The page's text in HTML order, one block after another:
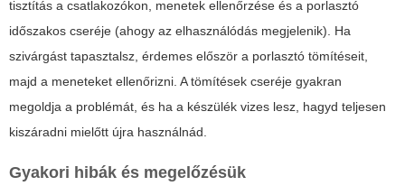
tisztítás a csatlakozókon, menetek ellenőrzése és a porlasztó
időszakos cseréje (ahogy az elhasználódás megjelenik). Ha
szivárgást tapasztalsz, érdemes először a porlasztó tömítéseit,
majd a meneteket ellenőrizni. A tömítések cseréje gyakran
megoldja a problémát, és ha a készülék vizes lesz, hagyd teljesen
kiszáradni mielőtt újra használnád.
Gyakori hibák és megelőzésük